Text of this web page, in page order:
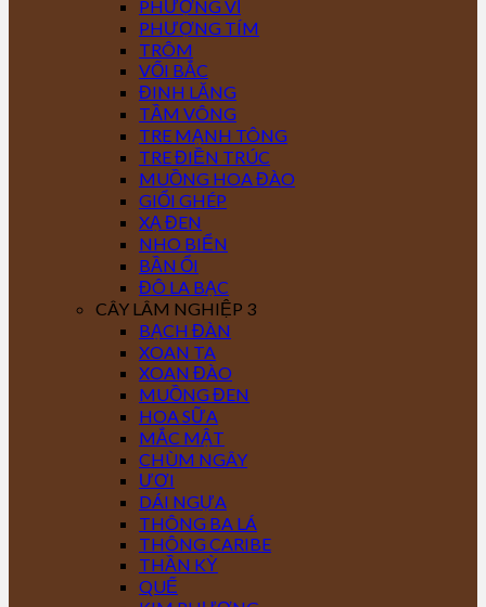
PHƯỢNG VĨ
PHƯỢNG TÍM
TRÔM
VỐI BẮC
ĐINH LĂNG
TẦM VÔNG
TRE MẠNH TÔNG
TRE ĐIỀN TRÚC
MUỒNG HOA ĐÀO
GIỔI GHÉP
XẠ ĐEN
NHO BIỂN
BẦN ỔI
ĐÔ LA BẠC
CÂY LÂM NGHIỆP 3
BẠCH ĐÀN
XOAN TA
XOAN ĐÀO
MUỒNG ĐEN
HOA SỮA
MẮC MẬT
CHÙM NGÂY
ƯƠI
DÁI NGỰA
THÔNG BA LÁ
THÔNG CARIBE
THẦN KỲ
QUẾ